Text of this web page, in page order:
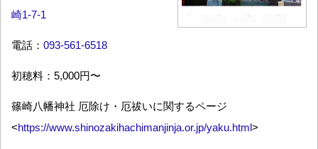
崎1-7-1
電話： 093-561-6518
初穂料：5,000円〜
篠崎八幡神社 厄除け・厄祓いに関するページ
<https://www.shinozakihachimanjinja.or.jp/yaku.html>